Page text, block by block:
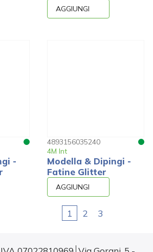
AGGIUNGI
-
4893156035240
4M Int
Modella & Dipingi -
Fatine Glitter
AGGIUNGI
1 2 3